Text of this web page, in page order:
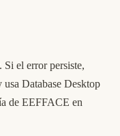
. Si el error persiste,
usa Database Desktop
de EEFFACE en